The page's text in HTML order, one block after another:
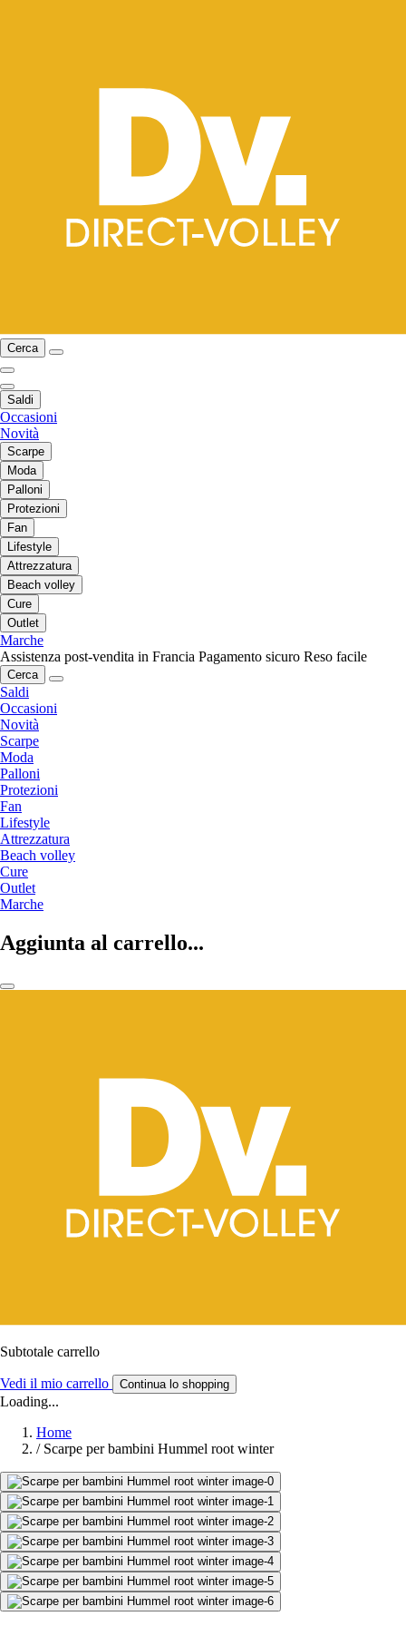
Cerca
Saldi
Occasioni
Novità
Scarpe
Moda
Palloni
Protezioni
Fan
Lifestyle
Attrezzatura
Beach volley
Cure
Outlet
Marche
Assistenza post-vendita in Francia Pagamento sicuro Reso facile
Cerca
Saldi
Occasioni
Novità
Scarpe
Moda
Palloni
Protezioni
Fan
Lifestyle
Attrezzatura
Beach volley
Cure
Outlet
Marche
Aggiunta al carrello...
Subtotale carrello
Vedi il mio carrello Continua lo shopping
Loading...
Home
/ Scarpe per bambini Hummel root winter